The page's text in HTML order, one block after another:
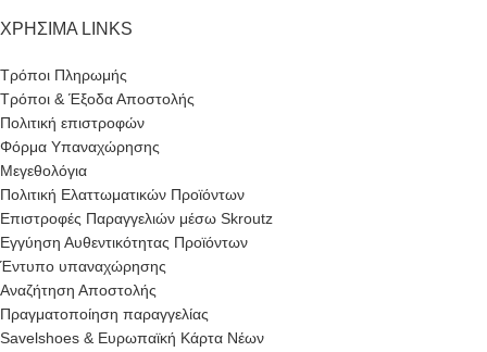
ΧΡΗΣΙΜΑ LINKS
Τρόποι Πληρωμής
Τρόποι & Έξοδα Αποστολής
Πολιτική επιστροφών
Φόρμα Υπαναχώρησης
Μεγεθολόγια
Πολιτική Ελαττωματικών Προϊόντων
Επιστροφές Παραγγελιών μέσω Skroutz
Εγγύηση Αυθεντικότητας Προϊόντων
Έντυπο υπαναχώρησης
Αναζήτηση Αποστολής
Πραγματοποίηση παραγγελίας
Savelshoes & Ευρωπαϊκή Κάρτα Νέων